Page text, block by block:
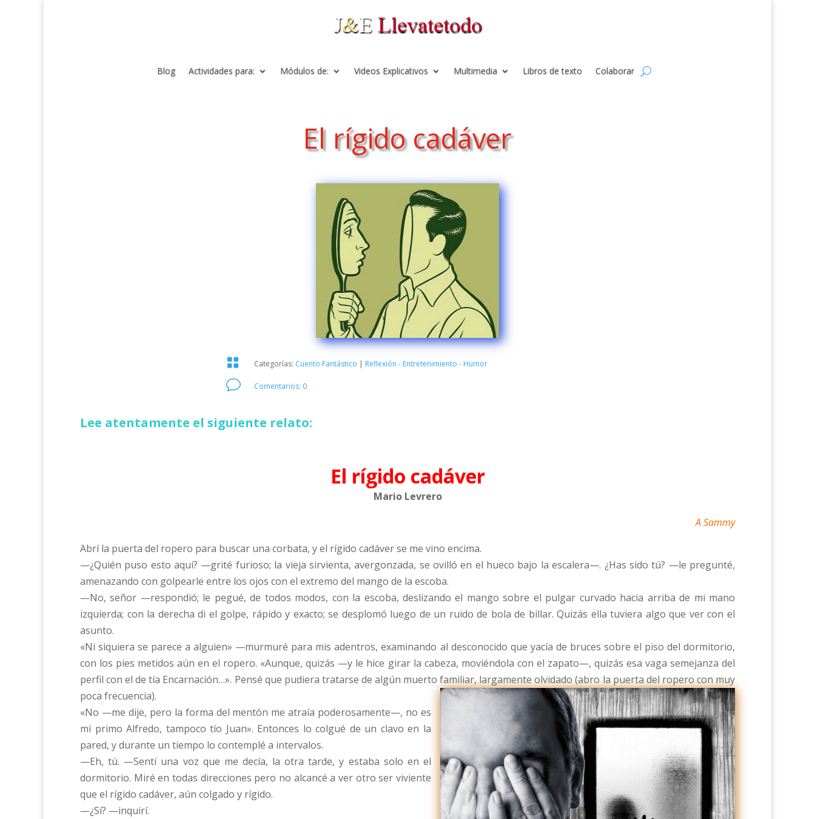
Blog Actividades para: Módulos de: Videos Explicativos Multimedia Libros de texto Colaborar
El rígido cadáver
 Categorías: Cuento Fantástico | Reflexión - Entretenimiento - Humor
v Comentarios: 0
Lee atentamente el siguiente relato:
El rígido cadáver
Mario Levrero
A Sammy
Abrí la puerta del ropero para buscar una corbata, y el rígido cadáver se me vino encima.
—¿Quién puso esto aquí? —grité furioso; la vieja sirvienta, avergonzada, se ovilló en el hueco bajo la escalera—. ¿Has sido tú? —le pregunté,
amenazando con golpearle entre los ojos con el extremo del mango de la escoba.
—No, señor —respondió; le pegué, de todos modos, con la escoba, deslizando el mango sobre el pulgar curvado hacia arriba de mi mano
izquierda; con la derecha di el golpe, rápido y exacto; se desplomó luego de un ruido de bola de billar. Quizás ella tuviera algo que ver con el
asunto.
«Ni siquiera se parece a alguien» —murmuré para mis adentros, examinando al desconocido que yacía de bruces sobre el piso del dormitorio,
con los pies metidos aún en el ropero. «Aunque, quizás —y le hice girar la cabeza, moviéndola con el zapato—, quizás esa vaga semejanza del
perfil con el de tía Encarnación…». Pensé que pudiera tratarse de algún muerto familiar, largamente olvidado (abro la puerta del ropero con muy
poca frecuencia).
«No —me dije, pero la forma del mentón me atraía poderosamente—, no es
mi primo Alfredo, tampoco tío Juan». Entonces lo colgué de un clavo en la
pared, y durante un tiempo lo contemplé a intervalos.
—Eh, tú. —Sentí una voz que me decía, la otra tarde, y estaba solo en el
dormitorio. Miré en todas direcciones pero no alcancé a ver otro ser viviente
que el rígido cadáver, aún colgado y rígido.
—¿Sí? —inquirí.